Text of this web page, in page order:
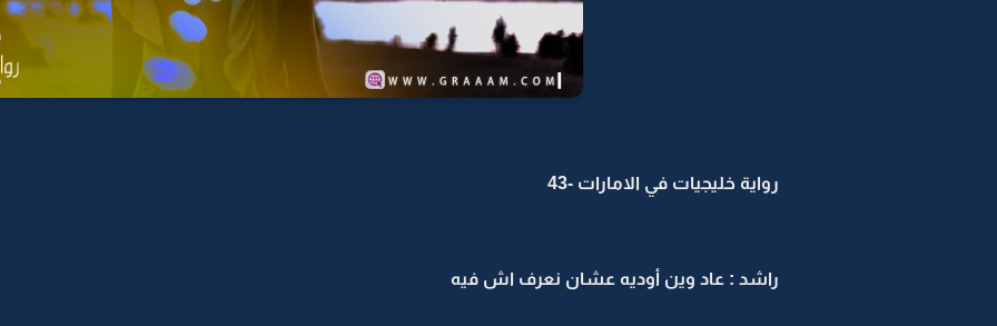
رواية خليجيات في الامارات -43
راشد : عاد وين أوديه عشان نعرف اش فيه